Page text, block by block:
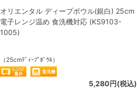
オリエンタル ディープボウル(銀白) 25cm
電子レンジ温め 食洗機対応 (KS9103-
1005)
（25cmﾃﾞｨｰﾌﾟﾎﾞｳﾙ）
5,280円(税込)